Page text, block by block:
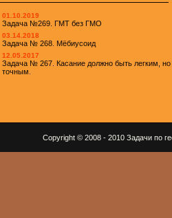
01.10.2019
Задача №269. ГМТ без ГМО
03.14.2018
Задача № 268. Мёбиусоид
12.05.2017
Задача № 267. Касание должно быть легким, но
точным.
Copyright © 2008 - 2010 Задачи по